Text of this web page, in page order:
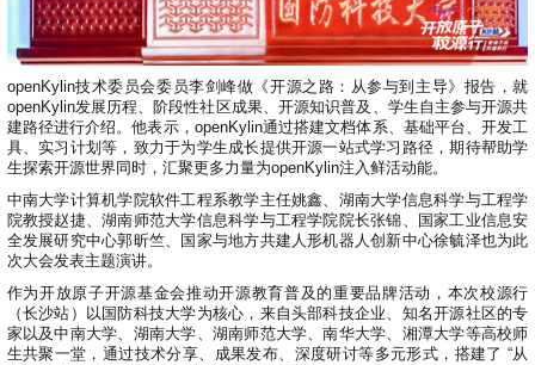
openKylin技术委员会委员李剑峰做《开源之路：从参与到主导》报告，就
openKylin发展历程、阶段性社区成果、开源知识普及、学生自主参与开源共
建路径进行介绍。他表示，openKylin通过搭建文档体系、基础平台、开发工
具、实习计划等，致力于为学生成长提供开源一站式学习路径，期待帮助学
生探索开源世界同时，汇聚更多力量为openKylin注入鲜活动能。
中南大学计算机学院软件工程系教学主任姚鑫、湖南大学信息科学与工程学
院教授赵捷、湖南师范大学信息科学与工程学院院长张锦、国家工业信息安
全发展研究中心郭昕竺、国家与地方共建人形机器人创新中心徐毓泽也为此
次大会发表主题演讲。
作为开放原子开源基金会推动开源教育普及的重要品牌活动，本次校源行
（长沙站）以国防科技大学为核心，来自头部科技企业、知名开源社区的专
家以及中南大学、湖南大学、湖南师范大学、南华大学、湘潭大学等高校师
生共聚一堂，通过技术分享、成果发布、深度研讨等多元形式，搭建了 “从